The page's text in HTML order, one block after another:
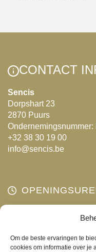
Om de beste ervaringen te
cookies om informatie over je
CONTACT
Sencis
Dorpshart 23
2870 Puurs
+32 38 30 19 00
info@sencis.be
Woensdag